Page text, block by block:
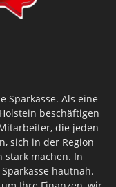
Sparkasse. Als eine
beschäftigen
die jeden
sich in der Region
stark machen. In
hautnah.